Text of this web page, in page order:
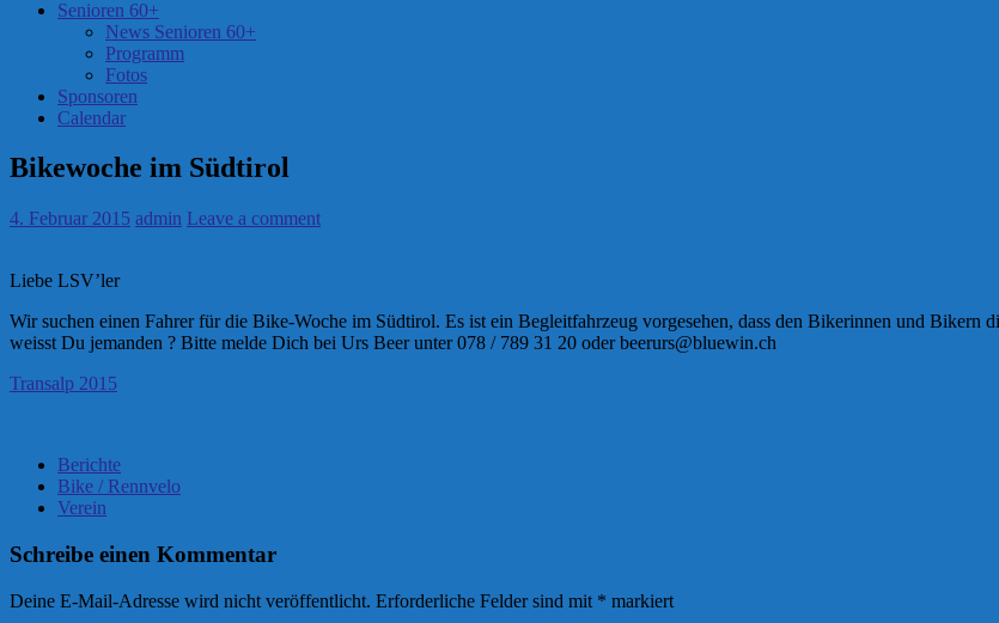
Senioren 60+
News Senioren 60+
Programm
Fotos
Sponsoren
Calendar
Bikewoche im Südtirol
4. Februar 2015 admin Leave a comment
Liebe LSV’ler
Wir suchen einen Fahrer für die Bike-Woche im Südtirol. Es ist ein Begleitfahrzeug vorgesehen, dass den Bikerinnen und Bikern
weisst Du jemanden ? Bitte melde Dich bei Urs Beer unter 078 / 789 31 20 oder beerurs@bluewin.ch
Transalp 2015
Berichte
Bike / Rennvelo
Verein
Schreibe einen Kommentar
Deine E-Mail-Adresse wird nicht veröffentlicht. Erforderliche Felder sind mit * markiert